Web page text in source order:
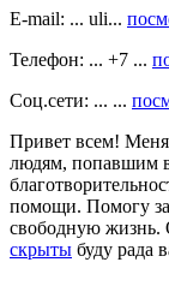
E-mail: ... uli...
Телефон: ... +7 ...
Соц.сети: ... ...
Привет всем!
людям, попавшим
помощи. Помогу
свободную жизнь.
скрыты буду рада